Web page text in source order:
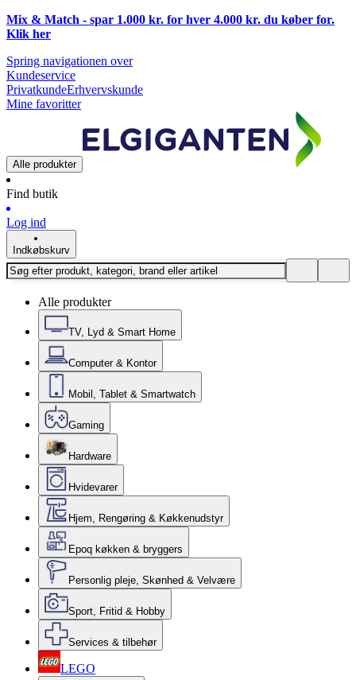
Mix & Match - spar 1.000 kr. for hver 4.000 kr. du køber for.
Klik her
Spring navigationen over
Kundeservice
PrivatkundeErhvervskunde
Mine favoritter
Alle produkter
Find butik
Log ind
Indkøbskurv
Alle produkter
TV, Lyd & Smart Home
Computer & Kontor
Mobil, Tablet & Smartwatch
Gaming
Hardware
Hvidevarer
Hjem, Rengøring & Køkkenudstyr
Epoq køkken & bryggers
Personlig pleje, Skønhed & Velvære
Sport, Fritid & Hobby
Services & tilbehør
LEGO